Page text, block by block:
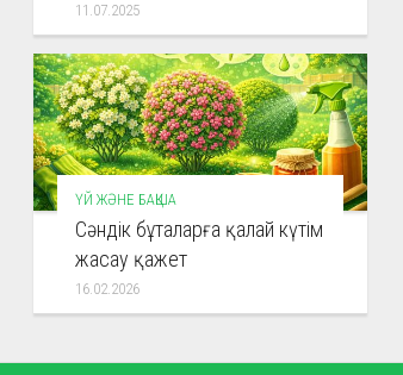
11.07.2025
ҮЙ ЖӘНЕ БАҚША
Сәндік бұталарға қалай күтім
жасау қажет
16.02.2026